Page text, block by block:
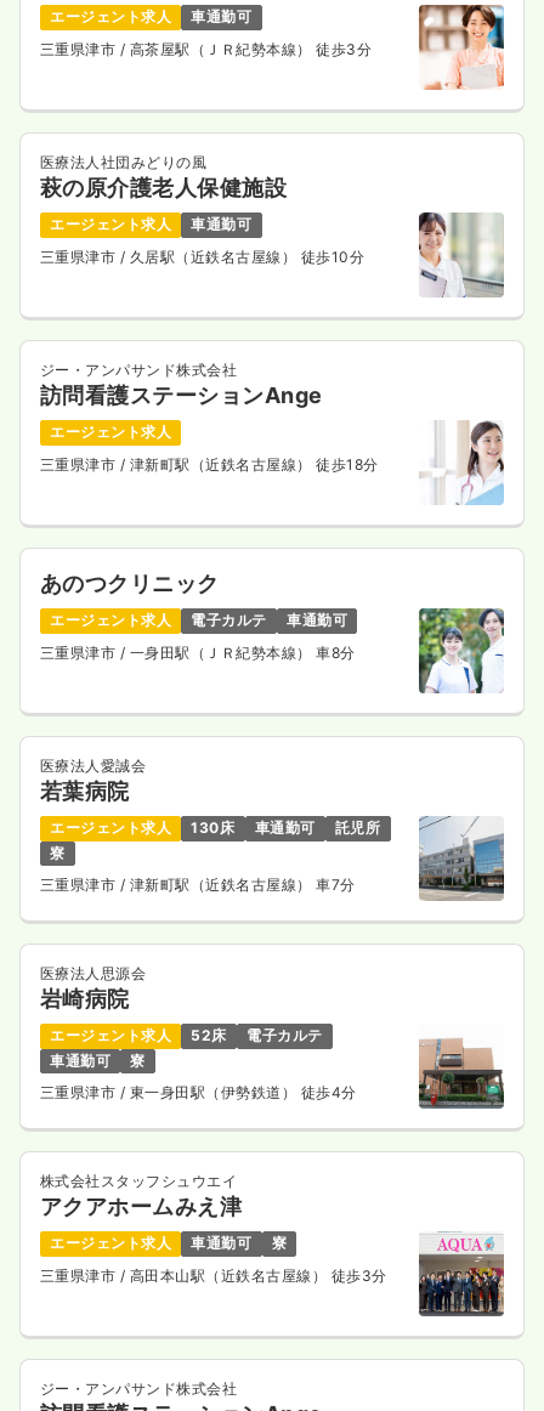
エージェント求人
車通勤可
三重県津市 / 高茶屋駅（ＪＲ紀勢本線） 徒歩3分
医療法人社団みどりの風
萩の原介護老人保健施設
エージェント求人
車通勤可
三重県津市 / 久居駅（近鉄名古屋線） 徒歩10分
ジー・アンパサンド株式会社
訪問看護ステーションAnge
エージェント求人
三重県津市 / 津新町駅（近鉄名古屋線） 徒歩18分
あのつクリニック
エージェント求人 電子カルテ
車通勤可
三重県津市 / 一身田駅（ＪＲ紀勢本線） 車8分
医療法人愛誠会
若葉病院
エージェント求人 130床 車通勤可
託児所
寮
三重県津市 / 津新町駅（近鉄名古屋線） 車7分
医療法人思源会
岩崎病院
エージェント求人 52床
電子カルテ
車通勤可
寮
三重県津市 / 東一身田駅（伊勢鉄道） 徒歩4分
株式会社スタッフシュウエイ
アクアホームみえ津
エージェント求人 車通勤可
寮
三重県津市 / 高田本山駅（近鉄名古屋線） 徒歩3分
ジー・アンパサンド株式会社